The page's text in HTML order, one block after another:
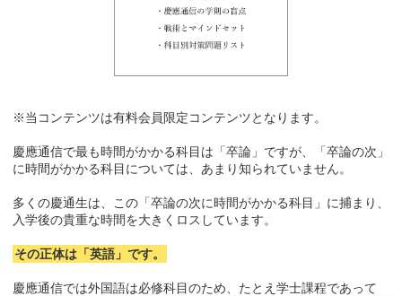
※当コンテンツは有料会員限定コンテンツとなります。
慶應通信で最も時間がかかる科目は「卒論」ですが、「卒論の次」
に時間がかかる科目については、あまり知られていません。
多くの慶通生は、この「卒論の次に時間がかかる科目」に捕まり、
入学後の貴重な時間を大きくロスしています。
その正体は「英語」です。
慶應通信では外国語は必修科目のため、たとえ学士課程であって